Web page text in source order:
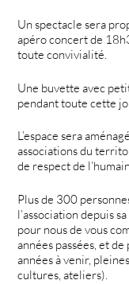
Un spectacle sera
apéro concert de
toute convivialité.
Une buvette avec
pendant toute cette
L’espace sera
associations du
de respect de
Plus de 300
l’association depuis
pour nous de vous
années passées, et
années à venir,
cultures, ateliers).